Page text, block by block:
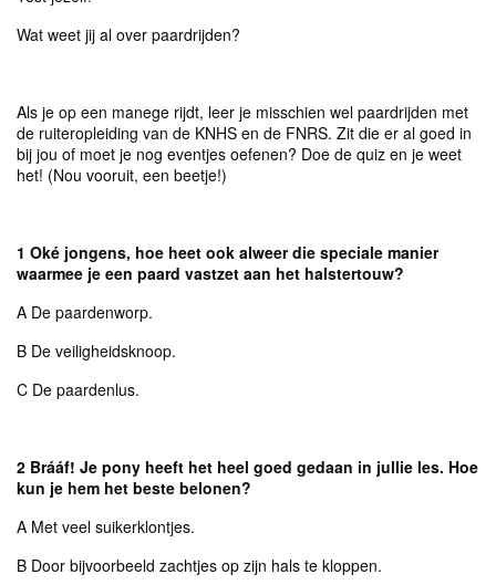
Wat weet jij al over paardrijden?
Als je op een manege rijdt, leer je misschien wel paardrijden met
de ruiteropleiding van de KNHS en de FNRS. Zit die er al goed in
bij jou of moet je nog eventjes oefenen? Doe de quiz en je weet
het! (Nou vooruit, een beetje!)
1 Oké jongens, hoe heet ook alweer die speciale manier
waarmee je een paard vastzet aan het halstertouw?
A De paardenworp.
B De veiligheidsknoop.
C De paardenlus.
2 Brááf! Je pony heeft het heel goed gedaan in jullie les. Hoe
kun je hem het beste belonen?
A Met veel suikerklontjes.
B Door bijvoorbeeld zachtjes op zijn hals te kloppen.